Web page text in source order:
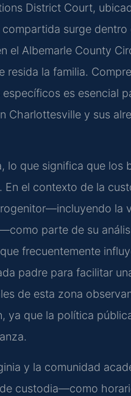
District Court,
surge
el Albemarle County
la familia.
es esencial
Charlottesville y sus
que significa que los
En el contexto de la
la
parte de su
frecuentemente
padre para facilitar
de esta zona
ya que la política
y la comunidad
custodia—como